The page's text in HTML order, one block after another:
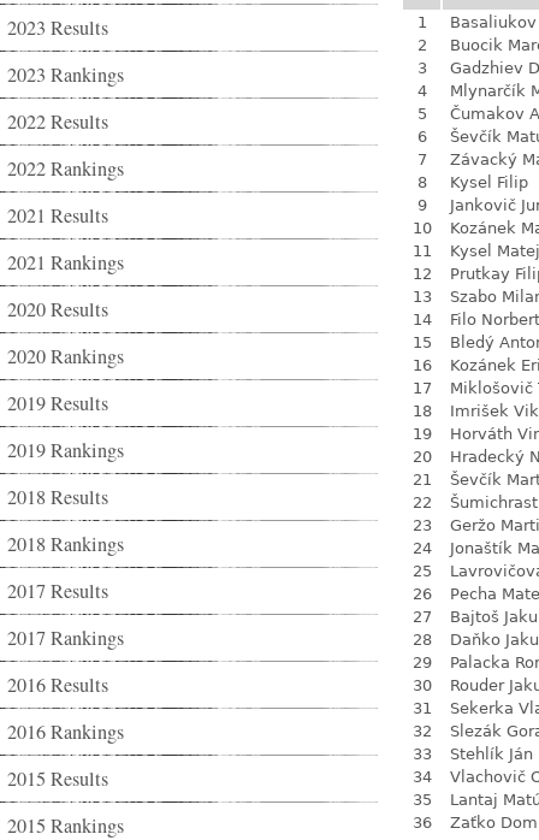
2023 Results
2023 Rankings
2022 Results
2022 Rankings
2021 Results
2021 Rankings
2020 Results
2020 Rankings
2019 Results
2019 Rankings
2018 Results
2018 Rankings
2017 Results
2017 Rankings
2016 Results
2016 Rankings
2015 Results
2015 Rankings
1
2
Buocik
3
Gadzhiev
4
Mlynarčík
5
Čumakov
6
Ševčík
7
Závacký
8
Kysel Filip
9
Jankovič
10
Kozánek
11
Kysel Matej
12
Prutkay
13
Szabo
14
Filo Norbert
15
Bledý
16
Kozánek
17
Miklošovič
18
Imrišek
19
Horváth
20
Hradecký
21
Ševčík
22
23
Geržo
24
Jonaštík
25
26
Pecha
27
Bajtoš
28
Daňko
29
Palacka
30
Rouder
31
Sekerka
32
Slezák
33
Stehlík Ján
34
Vlachovič
35
Lantaj
36
Zaťko